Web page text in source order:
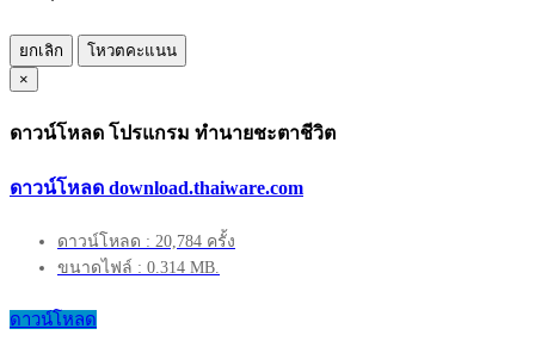
ยกเลิก
โหวตคะแนน
×
ดาวน์โหลด โปรแกรม ทำนายชะตาชีวิต
ดาวน์โหลด download.thaiware.com
ดาวน์โหลด : 20,784 ครั้ง
ขนาดไฟล์ : 0.314 MB.
ดาวน์โหลด